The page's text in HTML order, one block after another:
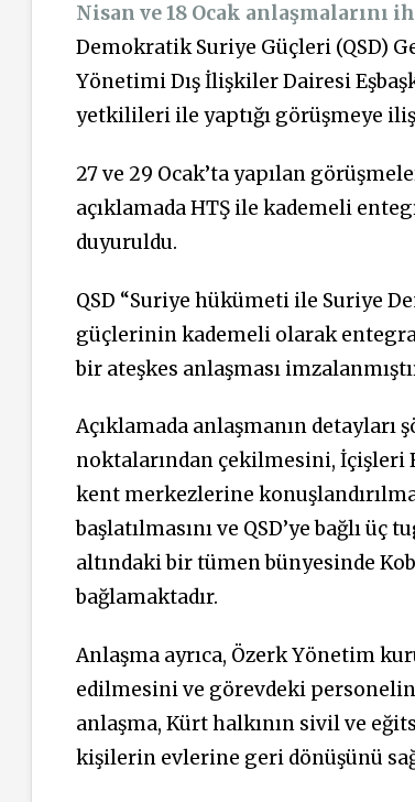
Nisan ve 18 Ocak anlaşmalarını
Demokratik Suriye Güçleri (QSD)
Yönetimi Dış İlişkiler Dairesi
yetkilileri ile yaptığı görüşmeye
27 ve 29 Ocak’ta yapılan
açıklamada HTŞ ile kademeli
duyuruldu.
QSD “Suriye hükümeti ile Suriye
güçlerinin kademeli olarak
bir ateşkes anlaşması
Açıklamada anlaşmanın
noktalarından çekilmesini, İçişleri
kent merkezlerine
başlatılmasını ve QSD’ye bağlı
altındaki bir tümen bünyesinde
bağlamaktadır.
Anlaşma ayrıca, Özerk Yönetim
edilmesini ve görevdeki personelin
anlaşma, Kürt halkının sivil ve
kişilerin evlerine geri dönüşünü